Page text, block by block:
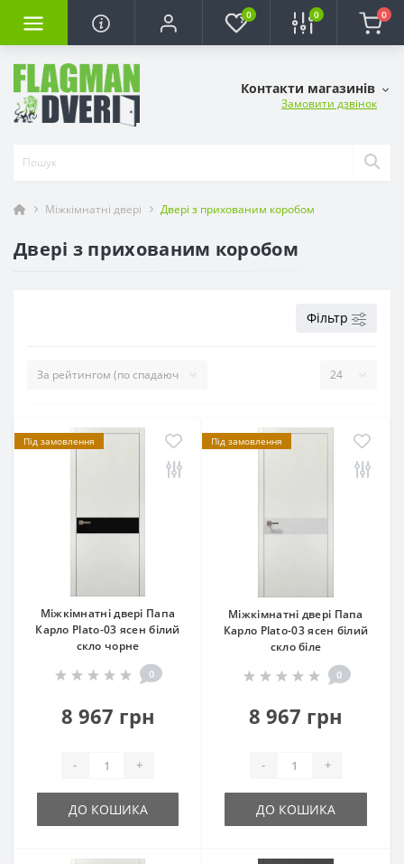
0 0 0
Контакти магазинів
Замовити дзвінок
Міжкімнатні двері Двері з прихованим коробом
Двері з прихованим коробом
Фільтр
Під замовлення
Міжкімнатні двері Папа
Карло Plato-03 ясен білий
скло чорне
0
8 967 грн
- +
ДО КОШИКА
Під замовлення
Міжкімнатні двері Папа
Карло Plato-03 ясен білий
скло біле
0
8 967 грн
- +
ДО КОШИКА